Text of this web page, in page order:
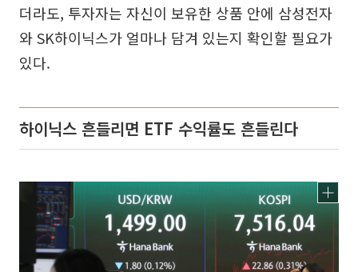
더라도, 투자자는 자신이 보유한 상품 안에 삼성전자
와 SK하이닉스가 얼마나 담겨 있는지 확인할 필요가
있다.
하이닉스 흔들리면 ETF 수익률도 흔들린다